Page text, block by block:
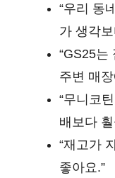
“우리 동
가 생각
“GS25는
주변 매
“무니코
배보다
“재고가
좋아요.”